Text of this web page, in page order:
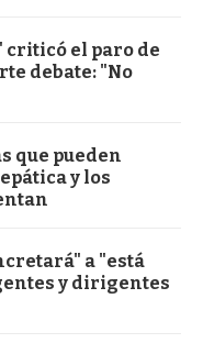
criticó el paro de
debate: "No
que pueden
y los
a "está
y dirigentes